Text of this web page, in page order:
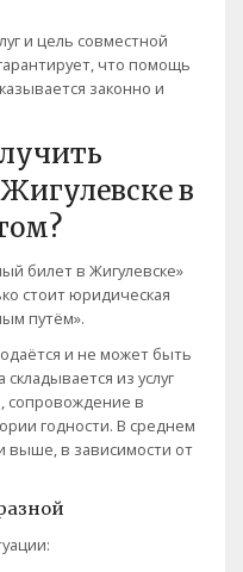
и цель совместной
что помощь
законно и
в
билет в Жигулевске»
стоит юридическая
путём».
и не может быть
из услуг
сопровождение в
годности. В среднем
выше, в зависимости от